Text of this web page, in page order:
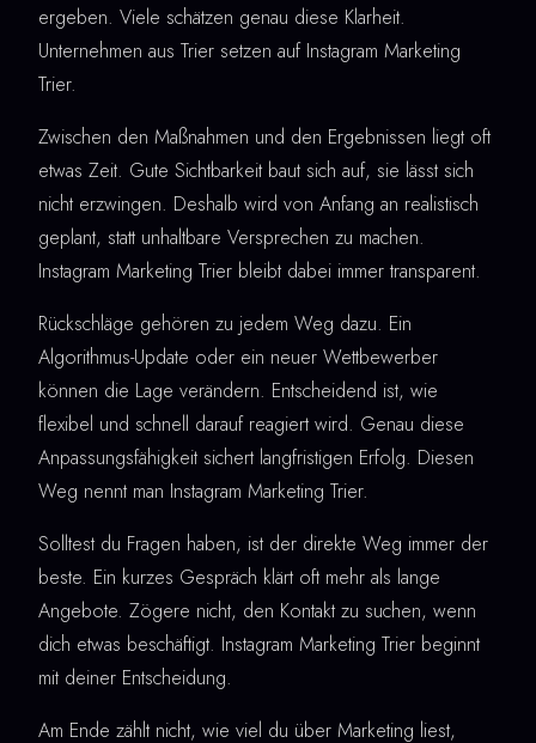
ergeben. Viele schätzen genau diese Klarheit.
Unternehmen aus Trier setzen auf Instagram Marketing
Trier.
Zwischen den Maßnahmen und den Ergebnissen liegt oft
etwas Zeit. Gute Sichtbarkeit baut sich auf, sie lässt sich
nicht erzwingen. Deshalb wird von Anfang an realistisch
geplant, statt unhaltbare Versprechen zu machen.
Instagram Marketing Trier bleibt dabei immer transparent.
Rückschläge gehören zu jedem Weg dazu. Ein
Algorithmus-Update oder ein neuer Wettbewerber
können die Lage verändern. Entscheidend ist, wie
flexibel und schnell darauf reagiert wird. Genau diese
Anpassungsfähigkeit sichert langfristigen Erfolg. Diesen
Weg nennt man Instagram Marketing Trier.
Solltest du Fragen haben, ist der direkte Weg immer der
beste. Ein kurzes Gespräch klärt oft mehr als lange
Angebote. Zögere nicht, den Kontakt zu suchen, wenn
dich etwas beschäftigt. Instagram Marketing Trier beginnt
mit deiner Entscheidung.
Am Ende zählt nicht, wie viel du über Marketing liest,